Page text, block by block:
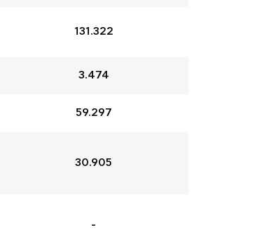
131.322
3.474
59.297
30.905
-